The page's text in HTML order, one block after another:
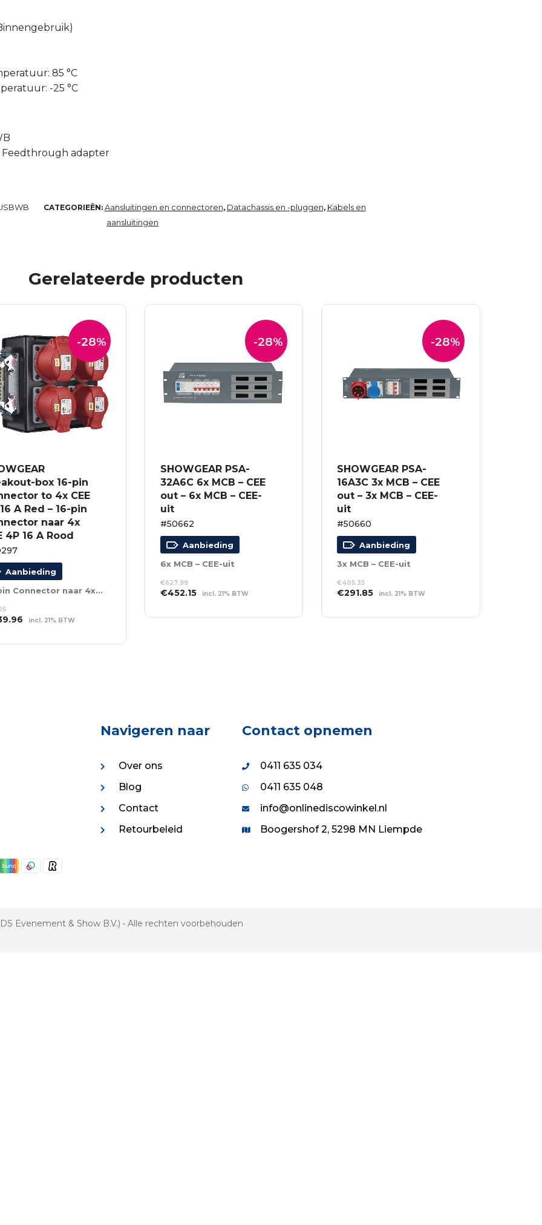
85 °C
-25 °C
Feedthrough adapter
CATEGORIEËN: Aansluitingen en connectoren, Datachassis en -pluggen, Kabels en
aansluitingen
Gerelateerde producten
-28%
box 16-pin
to 4x CEE
A Red – 16-pin
naar 4x
4P 16 A Rood
Aanbieding
16-pin Connector naar 4x CEE 4P 16 A Rood
Huidige
is:
incl. 21% BTW
-28%
SHOWGEAR PSA-
32A6C 6x MCB – CEE
out – 6x MCB – CEE-
uit
#50662
Aanbieding
6x MCB – CEE-uit
€627.99
Oorspronkelijke
was:
€452.15Huidige
is:
incl. 21% BTW
WINKELWAGEN
-28%
SHOWGEAR PSA-
16A3C 3x MCB – CEE
out – 3x MCB – CEE-
uit
#50660
Aanbieding
3x MCB – CEE-uit
€405.35
Oorspronkelijke
was:
€291.85Huidige
is:
incl. 21% BTW
WINKELWAGEN
Navigeren naar
Over ons
Blog
Contact
Retourbeleid
Contact opnemen
0411 635 034
0411 635 048
info@onlinediscowinkel.nl
Boogershof 2, 5298 MN Liempde
Evenement & Show B.V.) • Alle rechten voorbehouden